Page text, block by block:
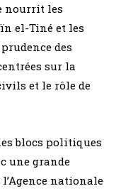
nourrit les
el-Tiné et les
des
sur la
et le rôle de
blocs politiques
une grande
nationale